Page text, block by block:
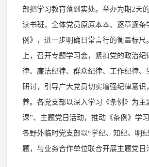
部把学习教育落到实处。举办为期2天
读书班，全体党员原原本本、逐章逐条
例》，进一步明确日常言行的衡量标尺
上，召开专题学习会，紧扣党的政治纪
律、廉洁纪律、群众纪律、工作纪律、
研讨，引导广大党员切实增强纪律意识
养。各党支部以深入学习《条例》为主
课”、主题党日活动，推动《条例》学
各野外临时党支部以“学纪、知纪、明
题，与业务合作单位联合开展主题党日